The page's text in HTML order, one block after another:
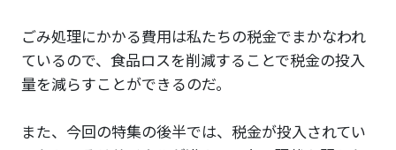
ごみ処理にかかる費用は私たちの税金でまかなわれ
ているので、食品ロスを削減することで税金の投入
量を減らすことができるのだ。
また、今回の特集の後半では、税金が投入されてい